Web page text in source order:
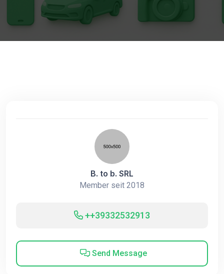
B. to b. SRL
Member seit 2018
++39332532913
Send Message